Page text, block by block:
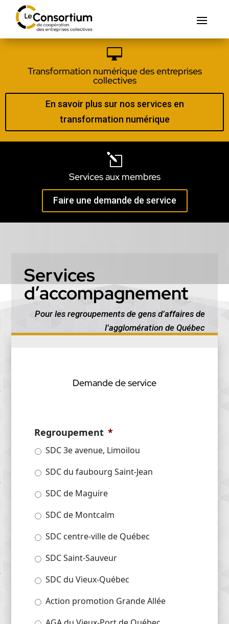

Transformation numérique des entreprises
collectives
En savoir plus sur nos services en
transformation numérique
l
Services aux membres
Faire une demande de service
Services
d’accompagnement
Pour les regroupements de gens d’affaires de
l’agglomération de Québec
Demande de service